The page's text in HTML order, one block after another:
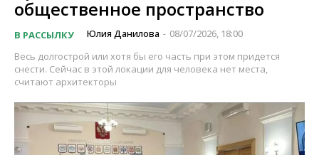
общественное пространство
В РАССЫЛКУ Юлия Данилова - 08/07/2026, 18:00
Весь долгострой или хотя бы его часть при этом придется
снести. Сейчас в этой локации для человека нет места,
считают архитекторы